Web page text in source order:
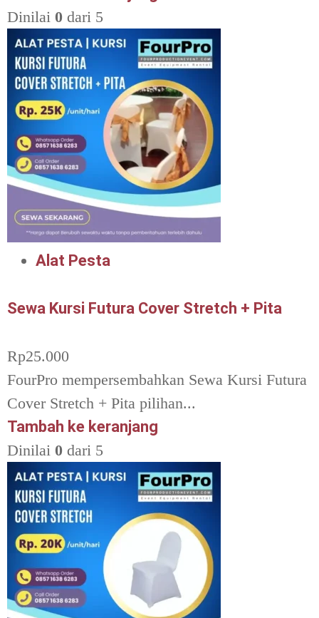
Dinilai 0 dari 5
Alat Pesta
Sewa Kursi Futura Cover Stretch + Pita
Rp25.000
FourPro mempersembahkan Sewa Kursi Futura
Cover Stretch + Pita pilihan...
Tambah ke keranjang
Dinilai 0 dari 5